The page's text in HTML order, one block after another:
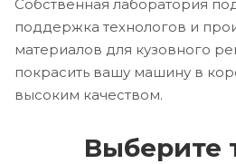
Собственная лаборатория
поддержка технологов и
материалов для кузовного
покрасить вашу машину в
высоким качеством.
Выберите